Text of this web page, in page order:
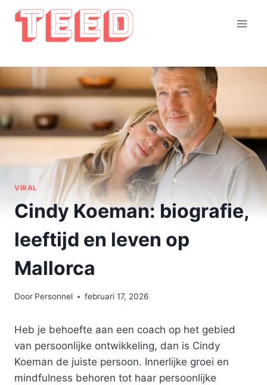
Doorgaan
naar
inhoud
VIRAL
Cindy Koeman: biografie,
leeftijd en leven op
Mallorca
Door Personnel februari 17, 2026
Heb je behoefte aan een coach op het gebied
van persoonlijke ontwikkeling, dan is Cindy
Koeman de juiste persoon. Innerlijke groei en
mindfulness behoren tot haar persoonlijke